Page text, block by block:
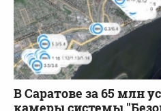
В Саратове за 65 млн
камеры системы